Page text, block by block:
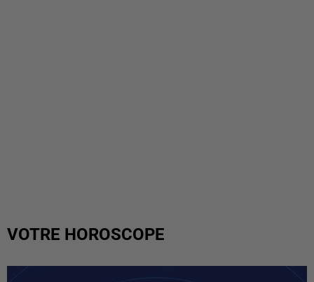
VOTRE HOROSCOPE